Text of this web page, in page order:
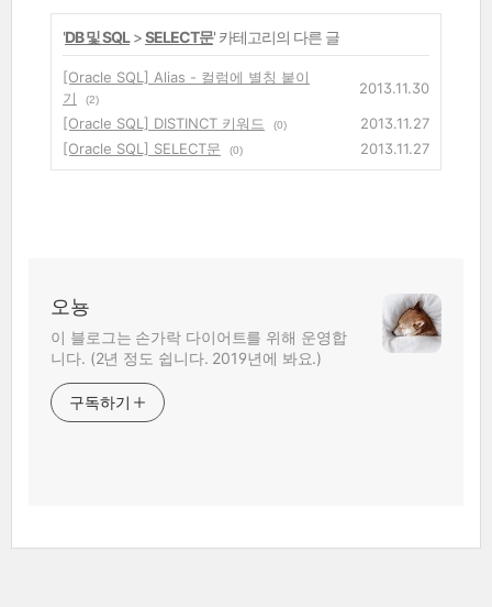
'DB 및 SQL>SELECT문' 카테고리의 다른 글
[Oracle SQL] Alias - 컬럼에 별칭 붙이
기
(2)
2013.11.30
[Oracle SQL] DISTINCT 키워드
(0)
2013.11.27
[Oracle SQL] SELECT문
(0) 2013.11.27
오뇽
이 블로그는 손가락 다이어트를 위해 운영합
니다. (2년 정도 쉽니다. 2019년에 봐요.)
구독하기